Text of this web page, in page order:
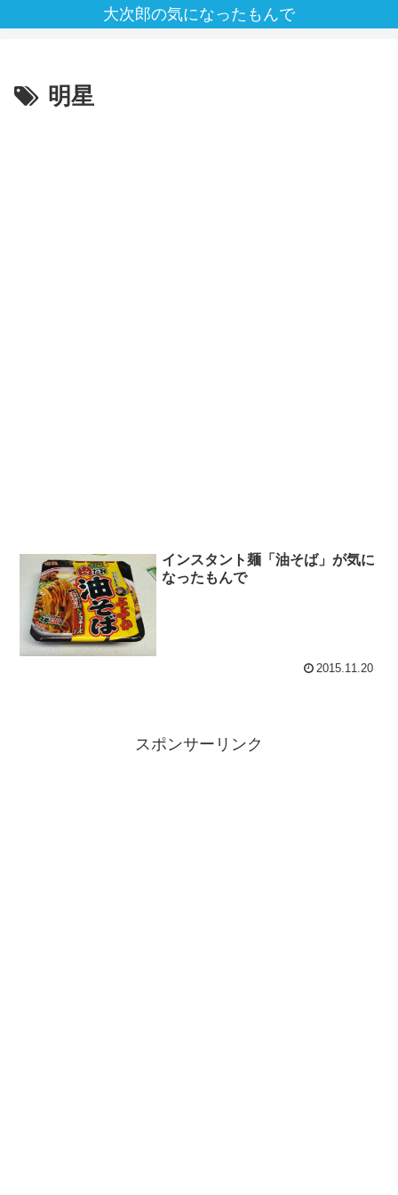
大次郎の気になったもんで
明星
インスタント麺「油そば」が気に
なったもんで
2015.11.20
スポンサーリンク